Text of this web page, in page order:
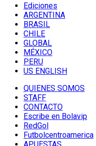
Ediciones
ARGENTINA
BRASIL
CHILE
GLOBAL
MÉXICO
PERU
US ENGLISH
QUIENES SOMOS
STAFF
CONTACTO
Escribe en Bolavip
RedGol
Futbolcentroamerica